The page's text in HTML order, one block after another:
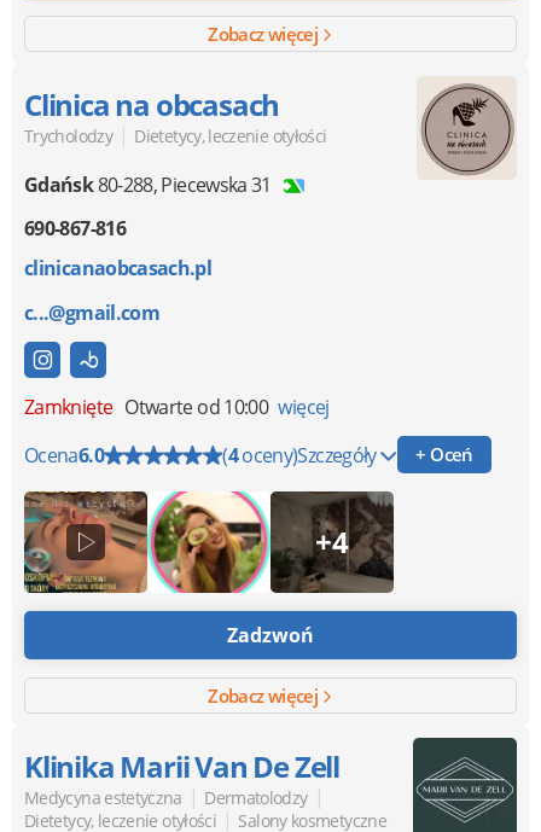
Zobacz więcej
Clinica na obcasach
Trycholodzy | Dietetycy, leczenie otyłości
Gdańsk80-288,Piecewska 31
690-867-816
clinicanaobcasach.pl
c...@gmail.com
Zamknięte Otwarte od 10:00 więcej
Ocena6.0 (4oceny)Szczegóły + Oceń
+4
Zadzwoń
Zobacz więcej
Klinika Marii Van De Zell
Medycyna estetyczna | Dermatolodzy |
Dietetycy, leczenie otyłości | Salony kosmetyczne